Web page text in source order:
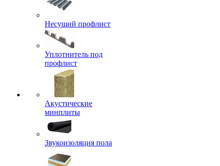
Несущий профлист
Уплотнитель под
профлист
Акустические
минплиты
Звукоизоляция пола